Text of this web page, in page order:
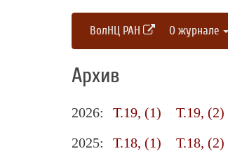
ВолНЦ РАН О журнале
Архив
2026: Т.19, (1) Т.19, (2)
2025:
Т.18, (1) Т.18, (2)